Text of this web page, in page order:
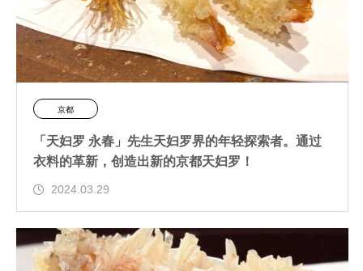
京都
「天妇罗 永春」先生天妇罗界的年轻探索者。通过
衣料的革新，创造出新的京都天妇罗！
2024.03.29